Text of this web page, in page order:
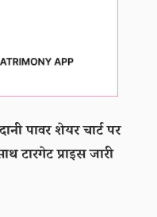
पावर शेयर चार्ट पर
टारगेट प्राइस जारी